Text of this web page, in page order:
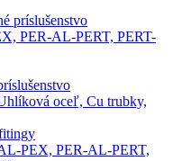
príslušenstvo
PER-AL-PERT, PERT-
oceľ, Cu trubky,
PEX, PER-AL-PERT,